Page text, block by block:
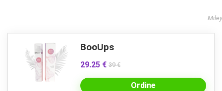
Miley
BooUps
29.25 € 39 €
Ordine